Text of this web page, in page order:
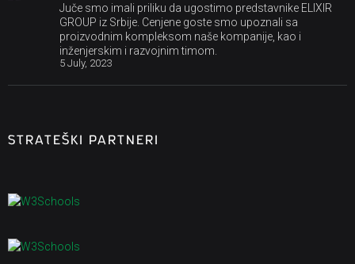
Juče smo imali priliku da ugostimo predstavnike ELIXIR
GROUP iz Srbije. Cenjene goste smo upoznali sa
proizvodnim kompleksom naše kompanije, kao i
inženjerskim i razvojnim timom.
5 July, 2023
STRATEŠKI PARTNERI